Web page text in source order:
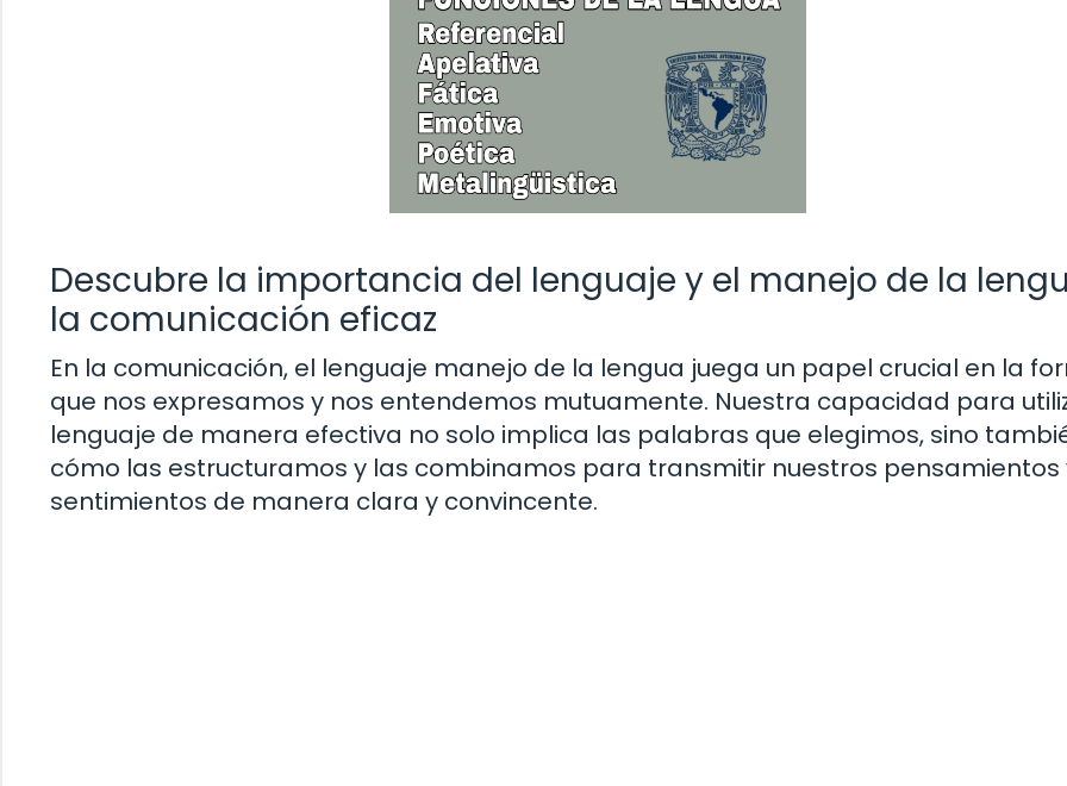
Descubre la importancia del lenguaje y el manejo de la
la comunicación eficaz
En la comunicación, el lenguaje manejo de la lengua juega un papel crucial en la
que nos expresamos y nos entendemos mutuamente. Nuestra capacidad para
lenguaje de manera efectiva no solo implica las palabras que elegimos, sino
cómo las estructuramos y las combinamos para transmitir nuestros pensamientos
sentimientos de manera clara y convincente.